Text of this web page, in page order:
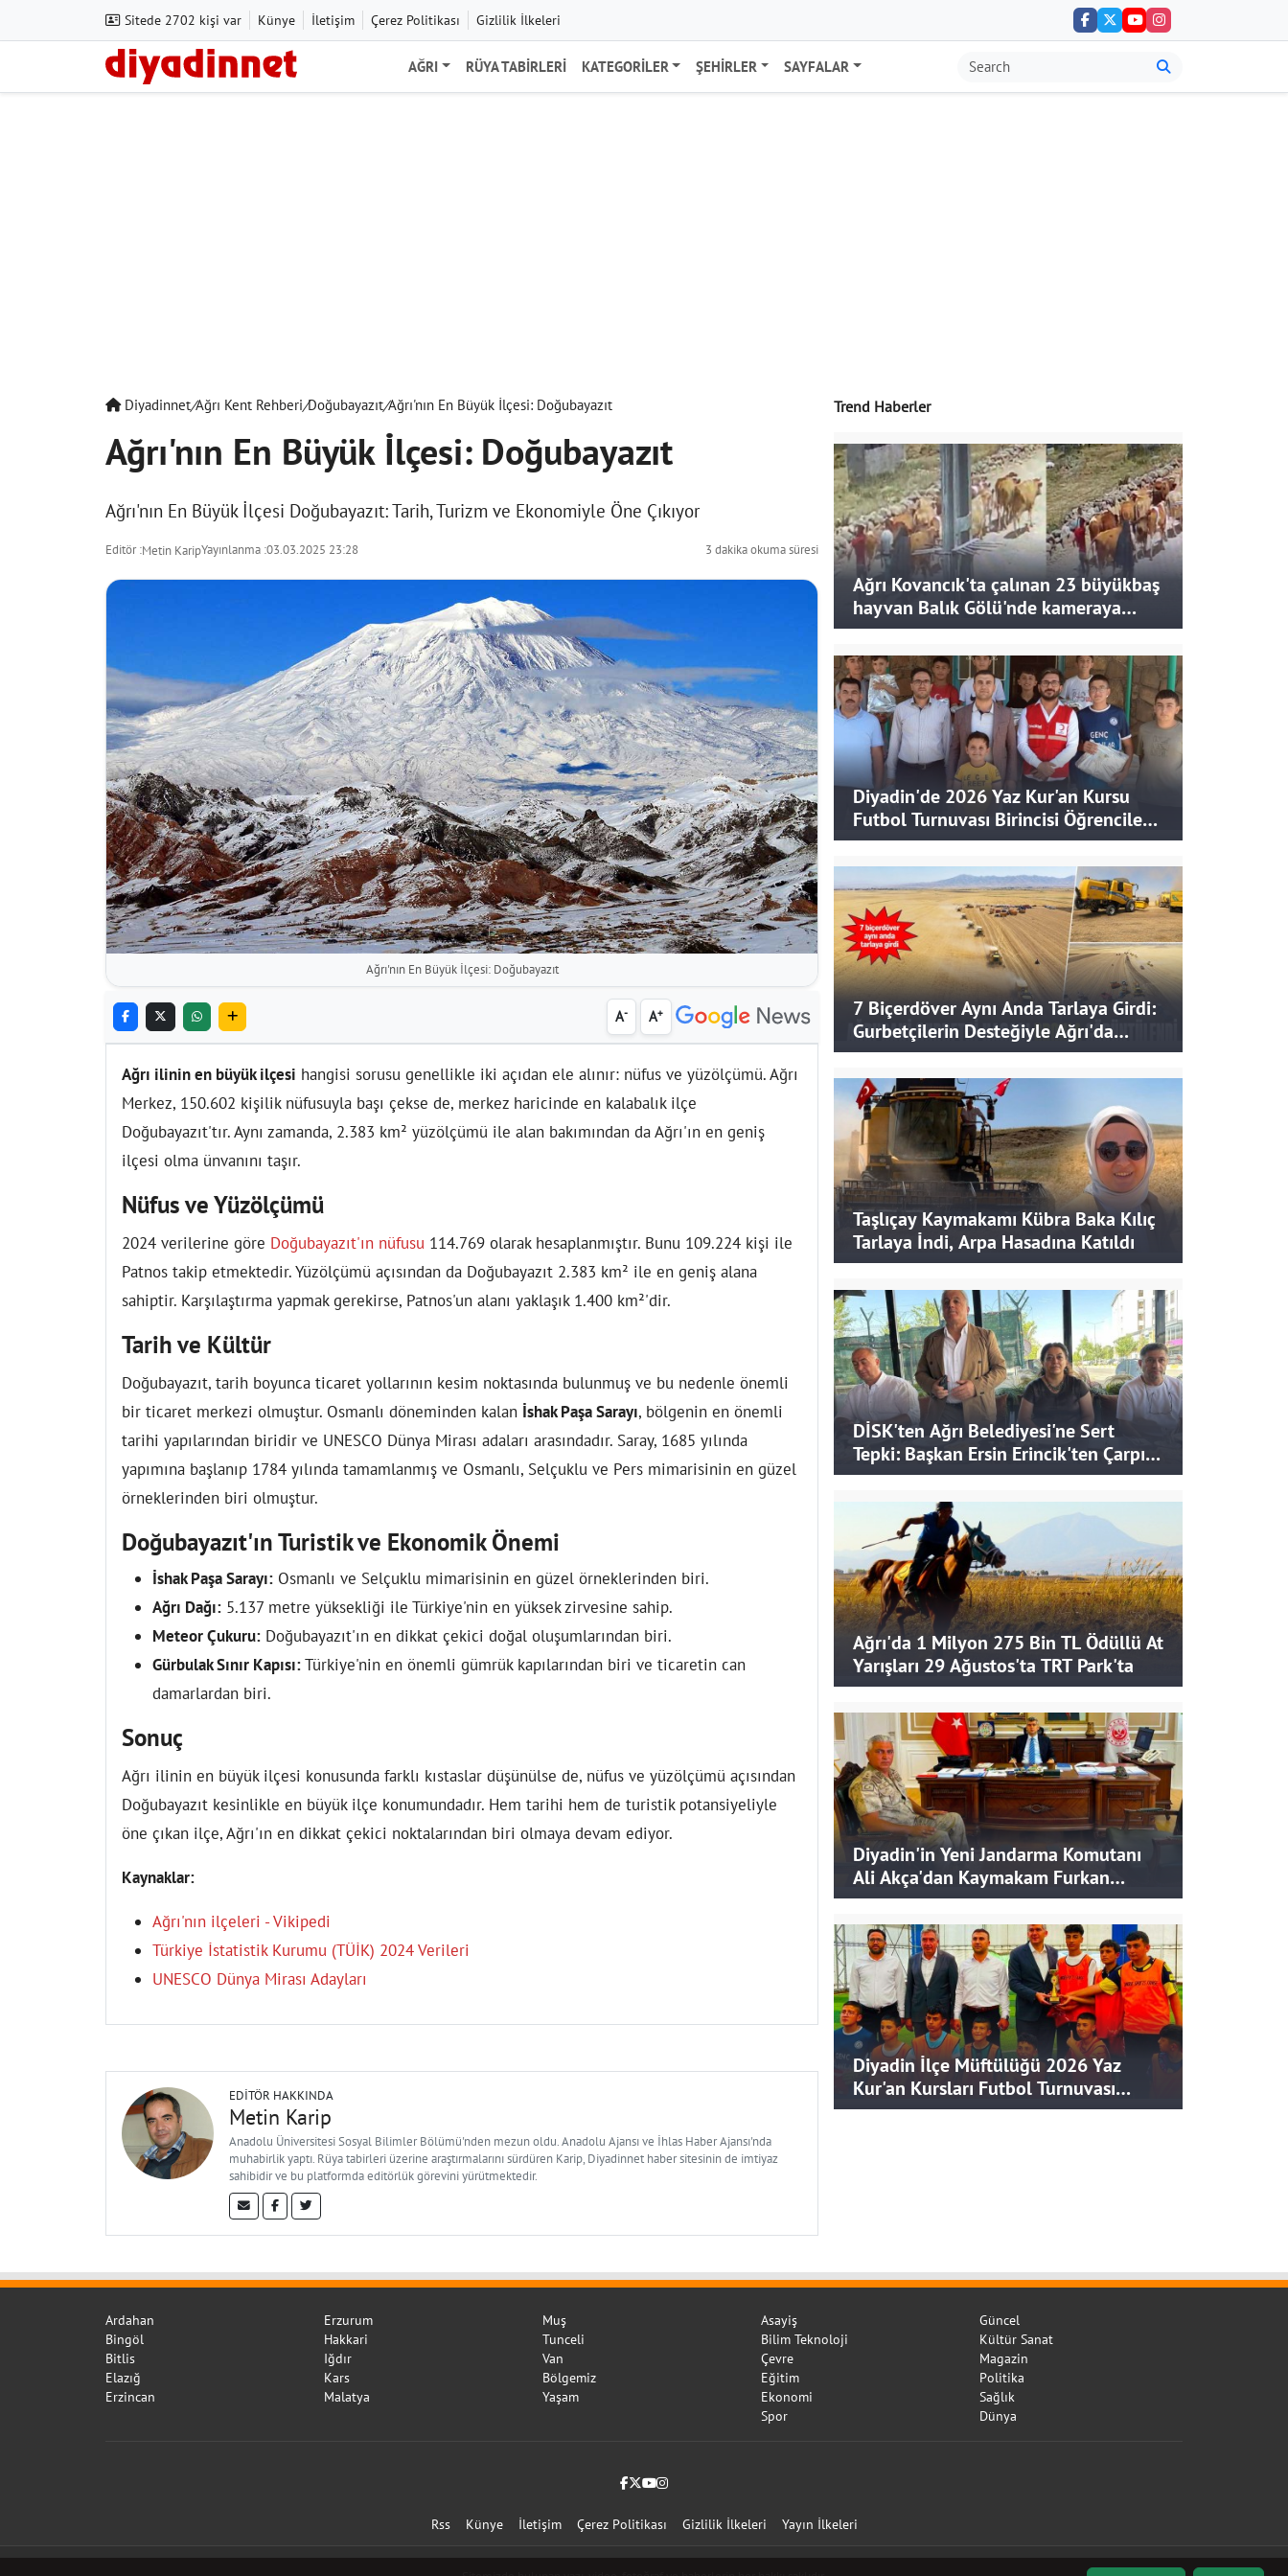
Sitede 2702 kişi var Künye İletişim Çerez Politikası Gizlilik İlkeleri
AĞRI RÜYA TABIRLERI KATEGORILER ŞEHIRLER SAYFALAR
Diyadinnet/Ağrı Kent Rehberi/Doğubayazıt/Ağrı'nın En Büyük İlçesi: Doğubayazıt
Ağrı'nın En Büyük İlçesi: Doğubayazıt
Ağrı'nın En Büyük İlçesi Doğubayazıt: Tarih, Turizm ve Ekonomiyle Öne Çıkıyor
Editör :Metin KaripYayınlanma :03.03.2025 23:28 3 dakika okuma süresi
Ağrı'nın En Büyük İlçesi: Doğubayazıt
A- A+
Ağrı ilinin en büyük ilçesi hangisi sorusu genellikle iki açıdan ele alınır: nüfus ve yüzölçümü. Ağrı
Merkez, 150.602 kişilik nüfusuyla başı çekse de, merkez haricinde en kalabalık ilçe
Doğubayazıt'tır. Aynı zamanda, 2.383 km² yüzölçümü ile alan bakımından da Ağrı'ın en geniş
ilçesi olma ünvanını taşır.
Nüfus ve Yüzölçümü
2024 verilerine göre Doğubayazıt'ın nüfusu 114.769 olarak hesaplanmıştır. Bunu 109.224 kişi ile
Patnos takip etmektedir. Yüzölçümü açısından da Doğubayazıt 2.383 km² ile en geniş alana
sahiptir. Karşılaştırma yapmak gerekirse, Patnos'un alanı yaklaşık 1.400 km²'dir.
Tarih ve Kültür
Doğubayazıt, tarih boyunca ticaret yollarının kesim noktasında bulunmuş ve bu nedenle önemli
bir ticaret merkezi olmuştur. Osmanlı döneminden kalan İshak Paşa Sarayı, bölgenin en önemli
tarihi yapılarından biridir ve UNESCO Dünya Mirası adaları arasındadır. Saray, 1685 yılında
yapımına başlanıp 1784 yılında tamamlanmış ve Osmanlı, Selçuklu ve Pers mimarisinin en güzel
örneklerinden biri olmuştur.
Doğubayazıt'ın Turistik ve Ekonomik Önemi
İshak Paşa Sarayı: Osmanlı ve Selçuklu mimarisinin en güzel örneklerinden biri.
Ağrı Dağı: 5.137 metre yüksekliği ile Türkiye'nin en yüksek zirvesine sahip.
Meteor Çukuru: Doğubayazıt'ın en dikkat çekici doğal oluşumlarından biri.
Gürbulak Sınır Kapısı:Türkiye'nin en önemli gümrük kapılarından biri ve ticaretin can
damarlardan biri.
Sonuç
Ağrı ilinin en büyük ilçesi konusunda farklı kıstaslar düşünülse de, nüfus ve yüzölçümü açısından
Doğubayazıt kesinlikle en büyük ilçe konumundadır. Hem tarihi hem de turistik potansiyeliyle
öne çıkan ilçe, Ağrı'ın en dikkat çekici noktalarından biri olmaya devam ediyor.
Kaynaklar:
Ağrı'nın ilçeleri - Vikipedi
Türkiye İstatistik Kurumu (TÜİK) 2024 Verileri
UNESCO Dünya Mirası Adayları
EDITÖR HAKKINDA
Metin Karip
Anadolu Üniversitesi Sosyal Bilimler Bölümü'nden mezun oldu. Anadolu Ajansı ve İhlas Haber Ajansı'nda
muhabirlik yaptı. Rüya tabirleri üzerine araştırmalarını sürdüren Karip, Diyadinnet haber sitesinin de imtiyaz
sahibidir ve bu platformda editörlük görevini yürütmektedir.
Trend Haberler
Ağrı Kovancık'ta çalınan 23 büyükbaş
hayvan Balık Gölü'nde kameraya
takıldı
Diyadin'de 2026 Yaz Kur'an Kursu
Futbol Turnuvası Birincisi Öğrencilere
Hediye
7 Biçerdöver Aynı Anda Tarlaya Girdi:
Gurbetçilerin Desteğiyle Ağrı'da
Bereketli Hasat
Taşlıçay Kaymakamı Kübra Baka Kılıç
Tarlaya İndi, Arpa Hasadına Katıldı
DİSK'ten Ağrı Belediyesi'ne Sert
Tepki: Başkan Ersin Erincik'ten Çarpıcı
İddialar
Ağrı'da 1 Milyon 275 Bin TL Ödüllü At
Yarışları 29 Ağustos'ta TRT Park'ta
Diyadin'in Yeni Jandarma Komutanı
Ali Akça'dan Kaymakam Furkan
Korkusuz'a Ziyaret
Diyadin İlçe Müftülüğü 2026 Yaz
Kur'an Kursları Futbol Turnuvası
Tamamlandı
Ardahan
Bingöl
Bitlis
Elazığ
Erzincan
Erzurum
Hakkari
Iğdır
Kars
Malatya
Muş
Tunceli
Van
Bölgemiz
Yaşam
Asayiş
Bilim Teknoloji
Çevre
Eğitim
Ekonomi
Spor
Güncel
Kültür Sanat
Magazin
Politika
Sağlık
Dünya
Facebook
Twitter (X)
YouTube
Instagram
Rss Künye İletişim Çerez Politikası Gizlilik İlkeleri Yayın İlkeleri